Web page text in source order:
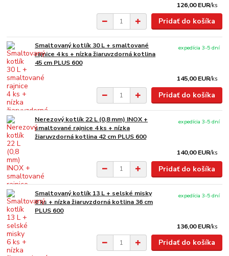
126,00 EUR/ks
Pridať do košíka
Smaltovaný kotlík 30 L + smaltované
rajnice 4 ks + nízka žiaruvzdorná kotlina
45 cm PLUS 600
145,00 EUR/ks
expedícia 3-5 dní
Pridať do košíka
Nerezový kotlík 22 L (0,8 mm) INOX +
smaltované rajnice 4 ks + nízka
žiaruvzdorná kotlina 42 cm PLUS 600
140,00 EUR/ks
expedícia 3-5 dní
Pridať do košíka
Smaltovaný kotlík 13 L + selské misky
6 ks + nízka žiaruvzdorná kotlina 36 cm
PLUS 600
136,00 EUR/ks
expedícia 3-5 dní
Pridať do košíka